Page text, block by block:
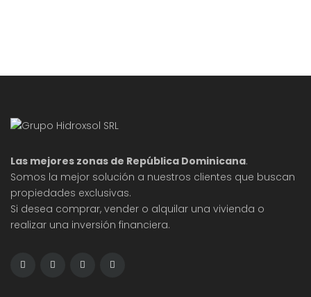
Las mejores zonas de República Dominicana.
Somos la mejor solución a nuestros clientes que buscan
propiedades exclusivas.
Si desea comprar, vender o alquilar una vivienda o
realizar una inversión financiera.